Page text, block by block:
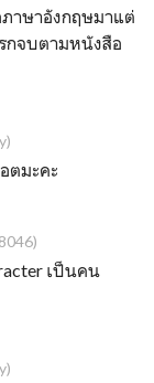
าษาอังกฤษมาแต่
กจบตามหนังสือ
ตมะคะ
เป็นคน